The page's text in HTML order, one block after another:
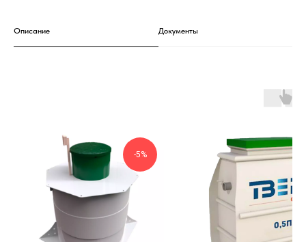
Описание Документы
-5%